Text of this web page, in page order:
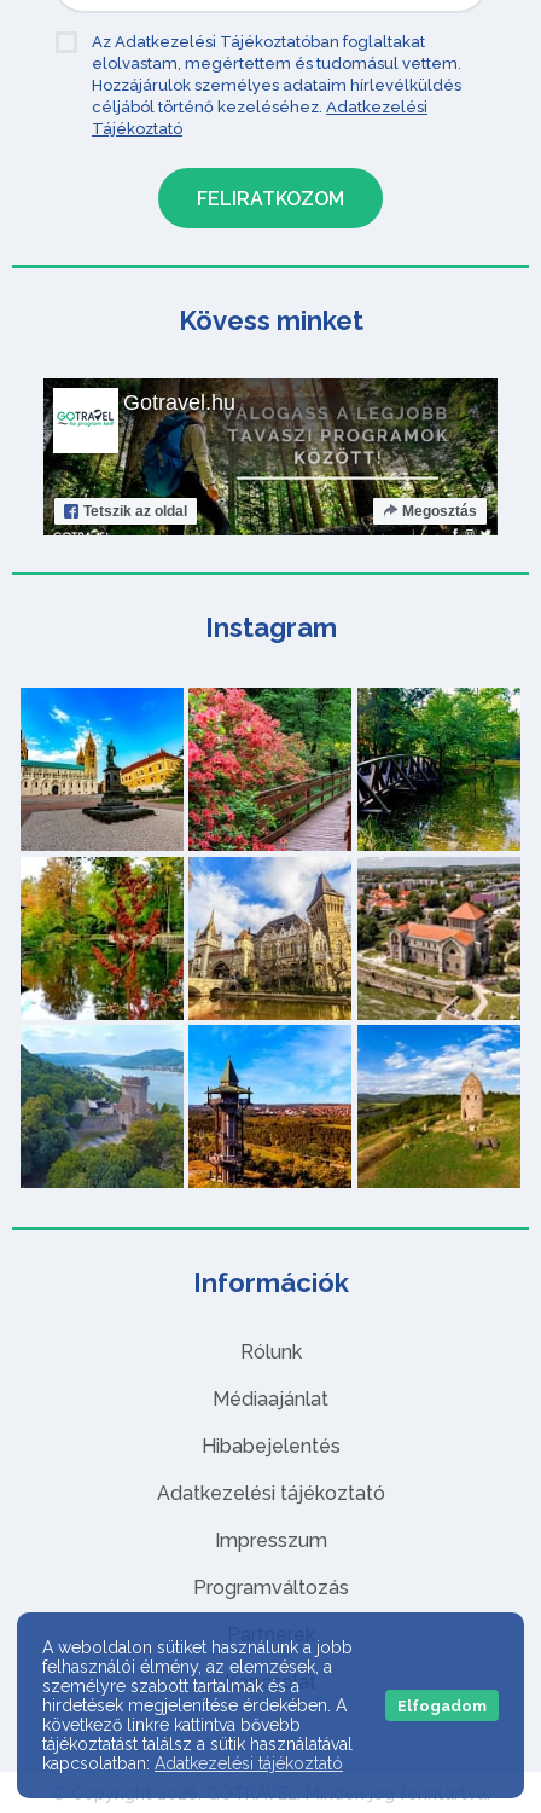
Információk
Rólunk
Médiaajánlat
Hibabejelentés
Adatkezelési tájékoztató
Impresszum
Programváltozás
Partnerek
Kapcsolat
Az Adatkezelési Tájékoztatóban foglaltakat
elolvastam, megértettem és tudomásul vettem.
Hozzájárulok személyes adataim hírlevélküldés
céljából történő kezeléséhez. Adatkezelési
Tájékoztató
Kövess minket
Gotravel.hu
Tetszik az oldal Megosztás
Instagram
© Copyright 2026. GOTRAVEL. Minden jog fenntartva.
A weboldalon sütiket használunk a jobb
felhasználói élmény, az elemzések, a
személyre szabott tartalmak és a
hirdetések megjelenítése érdekében. A
következő linkre kattintva bővebb
tájékoztatást találsz a sütik használatával
kapcsolatban: Adatkezelési tájékoztató
Elfogadom